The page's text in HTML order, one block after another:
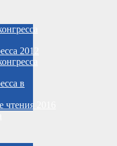
2012
в
2016